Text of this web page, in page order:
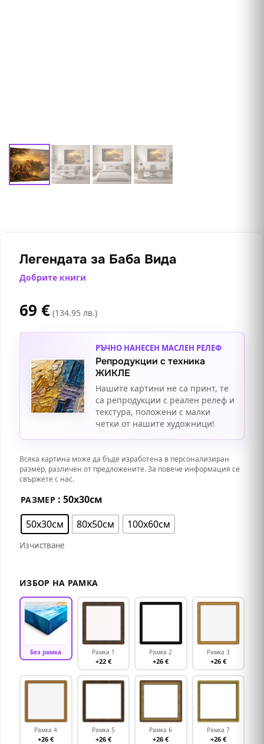
Легендата за Баба Вида
Добрите книги
69 € (134.95 лв.)
РЪЧНО НАНЕСЕН МАСЛЕН РЕЛЕФ
Репродукции с техника
ЖИКЛЕ
Нашите картини не са принт, те
са репродукции с реален релеф и
текстура, положени с малки
четки от нашите художници!
Всяка картина може да бъде изработена в персонализиран
размер, различен от предложените. За повече информация се
свържете с нас.
РАЗМЕР : 50х30см
50х30см
80х50см 100х60см
Изчистване
ИЗБОР НА РАМКА
Без рамка Рамка 1
+22 €
Рамка 2
+26 €
Рамка 3
+26 €
Рамка 4
+26 €
Рамка 5
+26 €
Рамка 6
+26 €
Рамка 7
+26 €